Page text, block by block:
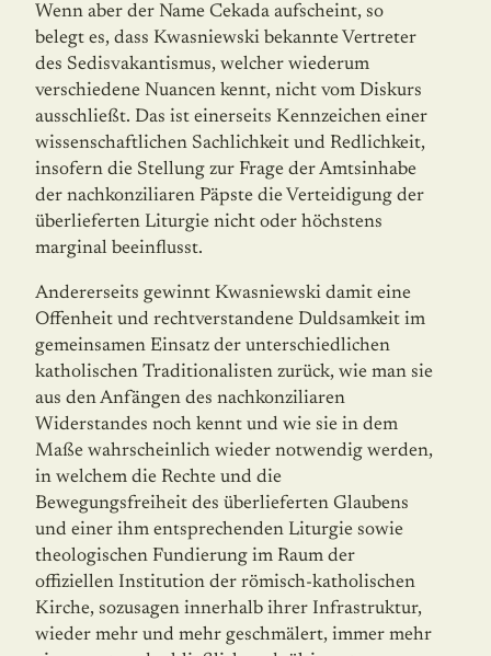
Wenn aber der Name Cekada aufscheint, so
belegt es, dass Kwasniewski bekannte Vertreter
des Sedisvakantismus, welcher wiederum
verschiedene Nuancen kennt, nicht vom Diskurs
ausschließt. Das ist einerseits Kennzeichen einer
wissenschaftlichen Sachlichkeit und Redlichkeit,
insofern die Stellung zur Frage der Amtsinhabe
der nachkonziliaren Päpste die Verteidigung der
überlieferten Liturgie nicht oder höchstens
marginal beeinflusst.
Andererseits gewinnt Kwasniewski damit eine
Offenheit und rechtverstandene Duldsamkeit im
gemeinsamen Einsatz der unterschiedlichen
katholischen Traditionalisten zurück, wie man sie
aus den Anfängen des nachkonziliaren
Widerstandes noch kennt und wie sie in dem
Maße wahrscheinlich wieder notwendig werden,
in welchem die Rechte und die
Bewegungsfreiheit des überlieferten Glaubens
und einer ihm entsprechenden Liturgie sowie
theologischen Fundierung im Raum der
offiziellen Institution der römisch-katholischen
Kirche, sozusagen innerhalb ihrer Infrastruktur,
wieder mehr und mehr geschmälert, immer mehr